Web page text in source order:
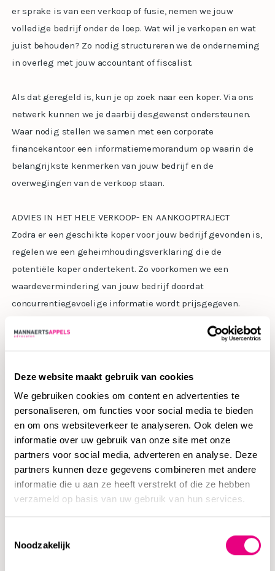
Deze website maakt gebruik van cookies
We gebruiken cookies om content en advertenties te
personaliseren, om functies voor social media te bieden
en om ons websiteverkeer te analyseren. Ook delen we
informatie over uw gebruik van onze site met onze
partners voor social media, adverteren en analyse. Deze
partners kunnen deze gegevens combineren met andere
informatie die u aan ze heeft verstrekt of die ze hebben
verzameld op basis van uw gebruik van hun services.
Noodzakelijk
er sprake is van een verkoop of fusie, nemen we jouw
volledige bedrijf onder de loep. Wat wil je verkopen en wat
juist behouden? Zo nodig structureren we de onderneming
in overleg met jouw accountant of fiscalist.
Als dat geregeld is, kun je op zoek naar een koper. Via ons
netwerk kunnen we je daarbij desgewenst ondersteunen.
Waar nodig stellen we samen met een corporate
financekantoor een informatiememorandum op waarin de
belangrijkste kenmerken van jouw bedrijf en de
overwegingen van de verkoop staan.
ADVIES IN HET HELE VERKOOP- EN AANKOOPTRAJECT
Zodra er een geschikte koper voor jouw bedrijf gevonden is,
regelen we een geheimhoudingsverklaring die de
potentiële koper ondertekent. Zo voorkomen we een
waardevermindering van jouw bedrijf doordat
concurrentiegevoelige informatie wordt prijsgegeven.
De volgende stap is het tekenen van een intentieverklaring
bedrijfsovername. Hierin belooft de verkoper exclusiviteit
voor de koper en wordt de waarschijnlijke prijs genoemd.
diligence-onderzoek uit te voeren. Ten slotte begeleiden we
de uiteindelijke overname of fusie en stellen we een
contract op waarin alles is geregeld, of controleren wij het
door de andere partij opgestelde contract.
INTERNATIONALE OVERNAMES EN FUSIES